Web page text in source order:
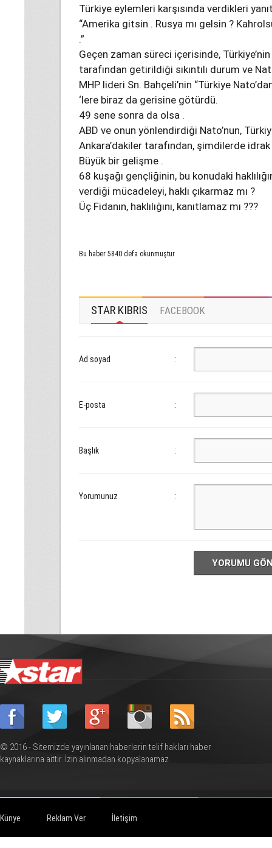
Türkiye eylemleri karşısında verdikleri
“Amerika gitsin . Rusya mı gelsin ?
.”
Geçen zaman süreci içerisinde,
tarafından getirildiği sıkıntılı durum ve
MHP lideri Sn. Bahçeli’nin “Türkiye
‘lere biraz da gerisine götürdü.
49 sene sonra da olsa .
ABD ve onun yönlendirdiği Nato’nun,
Ankara’dakiler tarafından, şimdilerde
Büyük bir gelişme .
68 kuşağı gençliğinin, bu konudaki
verdiği mücadeleyi, haklı çıkarmaz mı ?
Üç Fidanın, haklılığını, kanıtlamaz mı ???
Bu haber 5840 defa okunmuştur
STAR KIBRIS FACEBOOK
Ad soyad :
E-posta :
Başlık :
Yorumunuz :
YORUMU
© 2016 - Sitemizde yayınlanan haberlerin telif hakları haber
kaynaklarına aittir. İzin alınmadan kopyalanamaz.
Künye Reklam Ver İletişim